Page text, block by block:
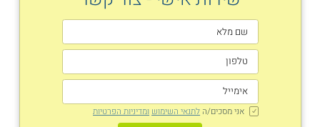
אני מסכים/ה לתנאי השימוש ומדיניות הפרטיות